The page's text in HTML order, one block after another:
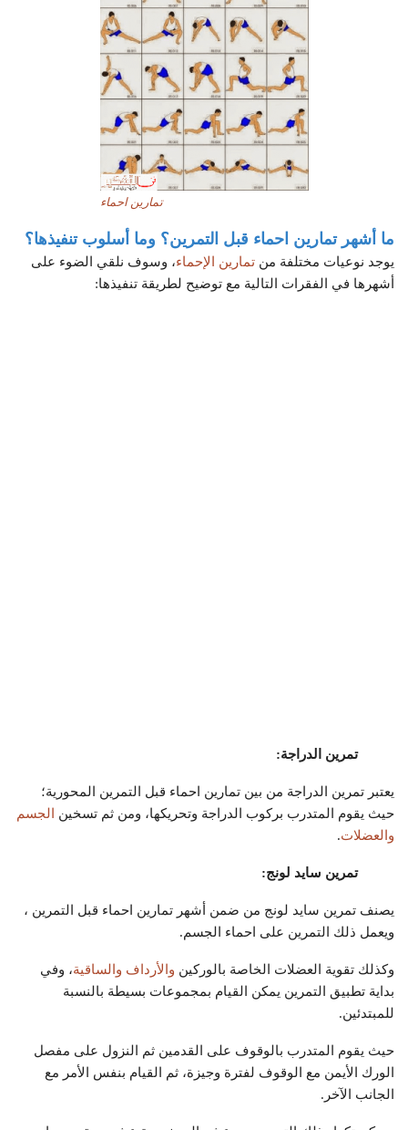
تمارين احماء
ما أشهر تمارين احماء قبل التمرين؟ وما أسلوب تنفيذها؟
يوجد نوعيات مختلفة من تمارين الإحماء، وسوف نلقي الضوء على
أشهرها في الفقرات التالية مع توضيح لطريقة تنفيذها:
تمرين الدراجة:
يعتبر تمرين الدراجة من بين تمارين احماء قبل التمرين المحورية؛
حيث يقوم المتدرب بركوب الدراجة وتحريكها، ومن ثم تسخين
الجسم
والعضلات.
تمرين سايد لونج:
يصنف تمرين سايد لونج من ضمن أشهر تمارين احماء قبل التمرين ،
ويعمل ذلك التمرين على احماء الجسم.
وكذلك تقوية العضلات الخاصة بالوركين والأرداف والساقية، وفي
بداية تطبيق التمرين يمكن القيام بمجموعات بسيطة بالنسبة
للمبتدئين.
حيث يقوم المتدرب بالوقوف على القدمين ثم النزول على مفصل
الورك الأيمن مع الوقوف لفترة وجيزة، ثم القيام بنفس الأمر مع
الجانب الآخر.